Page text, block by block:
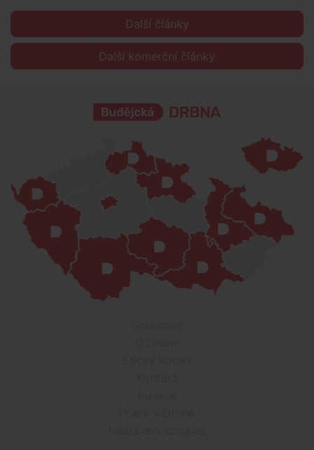
Další články
Další komerční články